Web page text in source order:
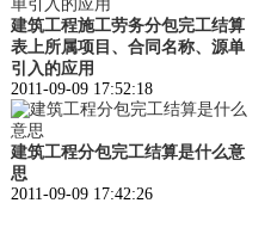
建筑工程施工劳务分包完工结算
表上所属项目、合同名称、源单
引入的应用
2011-09-09 17:52:18
建筑工程分包完工结算是什么意
思
2011-09-09 17:42:26